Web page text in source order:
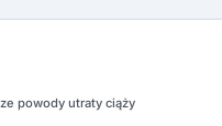
powody utraty ciąży